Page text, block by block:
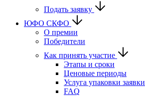
Подать заявку
ЮФО СКФО
О премии
Победители
Как принять участие
Этапы и сроки
Ценовые периоды
Услуга упаковки заявки
FAQ